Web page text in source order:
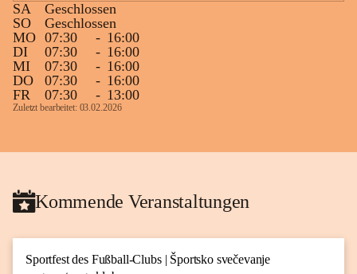
SA
Geschlossen
SO
Geschlossen
MO 07:30 - 16:00
DI
07:30 - 16:00
MI
07:30 - 16:00
DO
07:30 - 16:00
FR
07:30 - 13:00
Zuletzt bearbeitet: 03.02.2026
Kommende Veranstaltungen
Sportfest des Fußball-Clubs | Športsko svečevanje